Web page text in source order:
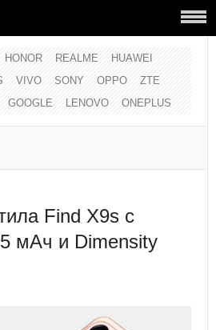
HONOR REALME
HUAWEI
VIVO SONY OPPO
ZTE
GOOGLE LENOVO ONEPLUS
Find X9s с
мАч и Dimensity